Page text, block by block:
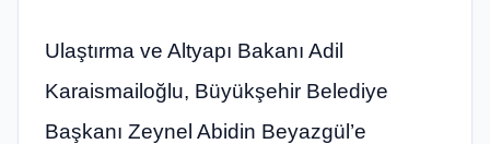
Ulaştırma ve Altyapı Bakanı Adil
Karaismailoğlu, Büyükşehir Belediye
Başkanı Zeynel Abidin Beyazgül’e